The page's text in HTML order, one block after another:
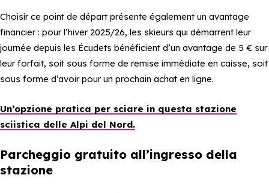
Choisir ce point de départ présente également un avantage
financier : pour l’hiver 2025/26, les skieurs qui démarrent leur
journée depuis les Écudets bénéficient d’un avantage de 5 € sur
leur forfait, soit sous forme de remise immédiate en caisse, soit
sous forme d’avoir pour un prochain achat en ligne.
Un’opzione pratica per sciare in questa stazione
sciistica delle Alpi del Nord.
Parcheggio gratuito all’ingresso della
stazione